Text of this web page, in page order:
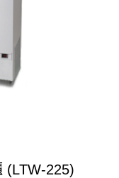
(LTW-225)